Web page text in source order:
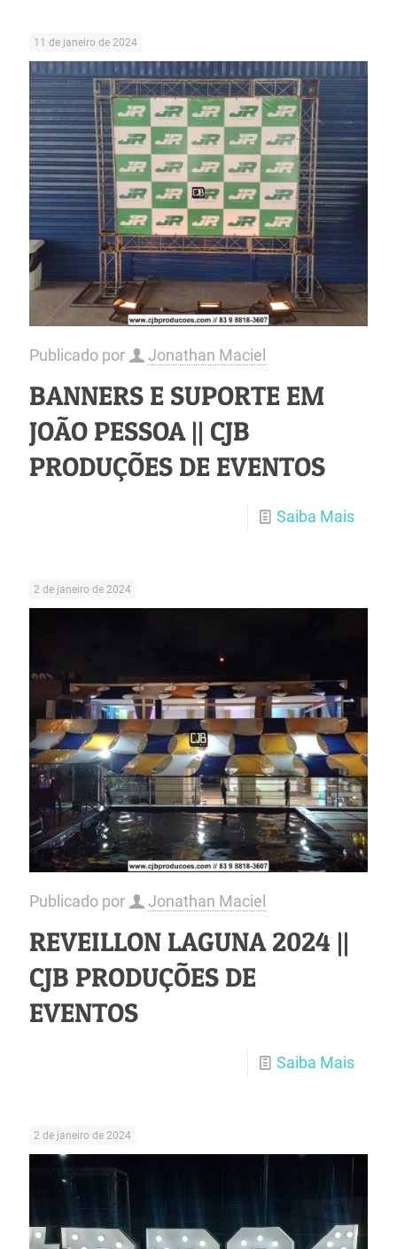
11 de janeiro de 2024
Publicado por Jonathan Maciel
BANNERS E SUPORTE EM
JOÃO PESSOA || CJB
PRODUÇÕES DE EVENTOS
Saiba Mais
2 de janeiro de 2024
Publicado por Jonathan Maciel
REVEILLON LAGUNA 2024 ||
CJB PRODUÇÕES DE
EVENTOS
Saiba Mais
2 de janeiro de 2024